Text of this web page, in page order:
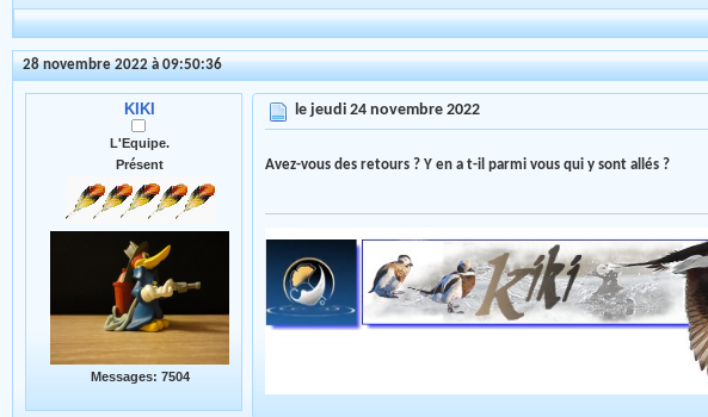
28 novembre 2022 à 09:50:36
KIKI
L'Equipe.
Présent
Messages: 7504
le jeudi 24 novembre 2022
Avez-vous des retours ? Y en a t-il parmi vous qui y sont allés ?